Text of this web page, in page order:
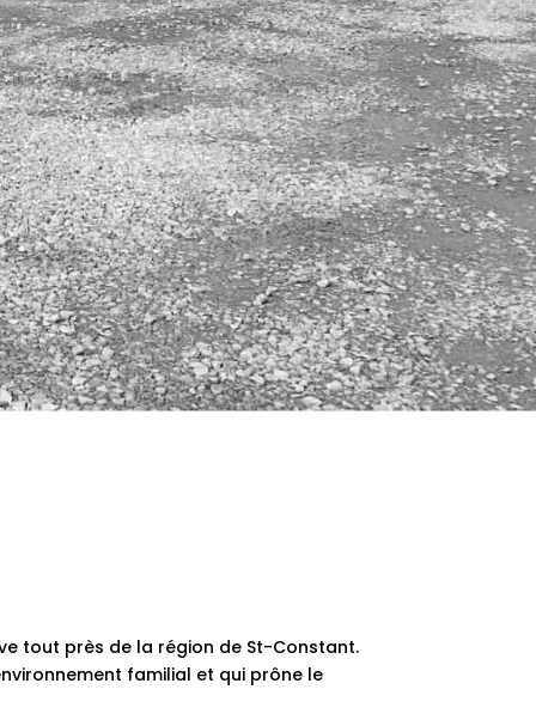
tout près de la région de St-Constant.
familial et qui prône le